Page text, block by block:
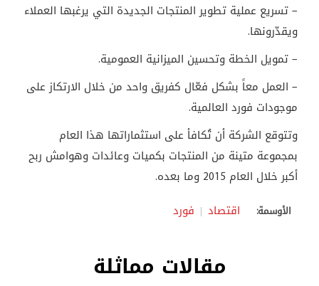
– تسريع عملية تطوير المنتجات الجديدة التي يرغبها العملاء
ويقدّرونها.
– تمويل الخطة وتحسين الميزانية العمومية.
– العمل معاً بشكل فعّال كفريق واحد من خلال الارتكاز على
موجودات فورد العالمية.
وتتوقع الشركة أن تُكافأ على استثماراتها هذا العام
بمجموعة متينة من المنتجات بكميات وعائدات وهوامش ربح
أكبر خلال العام 2015 وما بعده.
الأوسمة: اقتصاد فورد
مقالات مماثلة